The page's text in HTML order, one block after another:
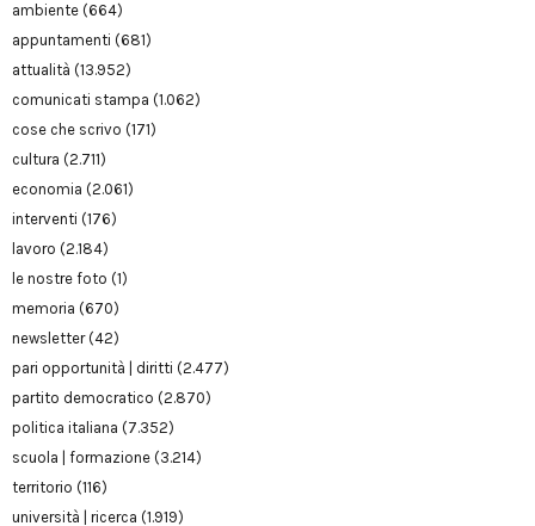
ambiente (664)
appuntamenti (681)
attualità (13.952)
comunicati stampa (1.062)
cose che scrivo (171)
cultura (2.711)
economia (2.061)
interventi (176)
lavoro (2.184)
le nostre foto (1)
memoria (670)
newsletter(42)
pari opportunità | diritti (2.477)
partito democratico (2.870)
politica italiana (7.352)
scuola | formazione (3.214)
territorio (116)
università | ricerca (1.919)